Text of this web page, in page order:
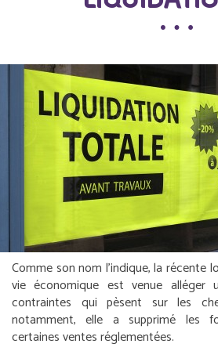
Comme son nom l’indique, la récente
vie économique est venue alléger
contraintes qui pèsent sur les
notamment, elle a supprimé les
certaines ventes réglementées.